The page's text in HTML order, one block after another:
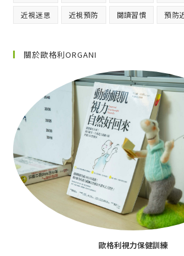
近視迷思 近視預防 閱讀習慣 預防
關於歐格利ORGANI
歐格利視力保健訓練